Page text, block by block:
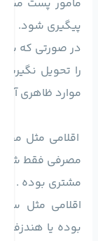
مامور پست
پیگیری شود.
در صورتی که
را تحویل
موارد ظاهری آن
اقلامی مثل
مصرفی فقط
مشتری بوده .
اقلامی مثل
بوده یا